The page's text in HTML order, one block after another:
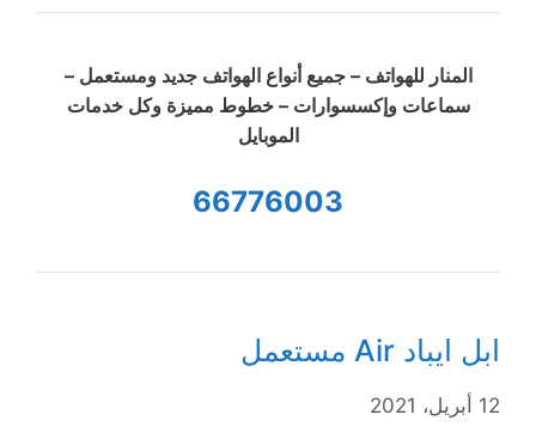
المنار للهواتف – جميع أنواع الهواتف جديد ومستعمل –
سماعات وإكسسوارات – خطوط مميزة وكل خدمات
الموبايل
66776003
ابل ايباد Air مستعمل
12 أبريل، 2021